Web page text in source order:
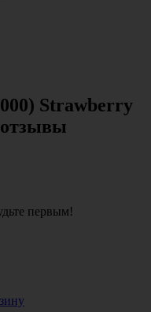
Strawberry
первым!